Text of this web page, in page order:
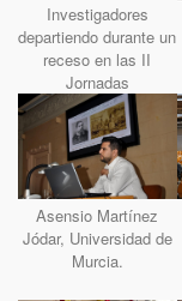
Investigadores
departiendo durante un
receso en las II
Jornadas
Asensio Martínez
Jódar, Universidad de
Murcia.